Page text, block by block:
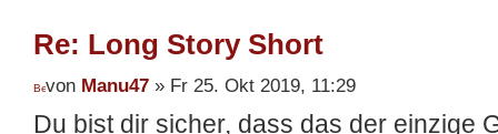
Re: Long Story Short
von Manu47 » Fr 25. Okt 2019, 11:29
Du bist dir sicher, dass das der einzige